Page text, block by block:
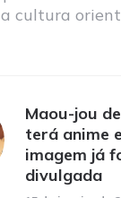
cultura
Maou-jou
terá anime
imagem já
divulgada